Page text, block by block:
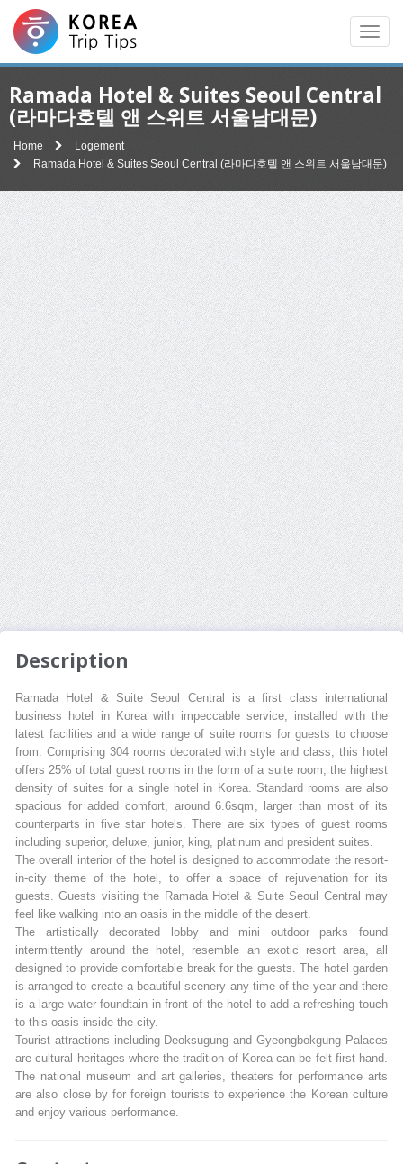
Ramada Hotel & Suites Seoul Central
(라마다호텔 앤 스위트 서울남대문)
Home
Logement
Ramada Hotel & Suites Seoul Central (라마다호텔 앤 스위트 서울남대문)
Description
Ramada Hotel & Suite Seoul Central is a first class international
business hotel in Korea with impeccable service, installed with the
latest facilities and a wide range of suite rooms for guests to choose
from. Comprising 304 rooms decorated with style and class, this hotel
offers 25% of total guest rooms in the form of a suite room, the highest
density of suites for a single hotel in Korea. Standard rooms are also
spacious for added comfort, around 6.6sqm, larger than most of its
counterparts in five star hotels. There are six types of guest rooms
including superior, deluxe, junior, king, platinum and president suites.
The overall interior of the hotel is designed to accommodate the resort-
in-city theme of the hotel, to offer a space of rejuvenation for its
guests. Guests visiting the Ramada Hotel & Suite Seoul Central may
feel like walking into an oasis in the middle of the desert.
The artistically decorated lobby and mini outdoor parks found
intermittently around the hotel, resemble an exotic resort area, all
designed to provide comfortable break for the guests. The hotel garden
is arranged to create a beautiful scenery any time of the year and there
is a large water foundtain in front of the hotel to add a refreshing touch
to this oasis inside the city.
Tourist attractions including Deoksugung and Gyeongbokgung Palaces
are cultural heritages where the tradition of Korea can be felt first hand.
The national museum and art galleries, theaters for performance arts
are also close by for foreign tourists to experience the Korean culture
and enjoy various performance.